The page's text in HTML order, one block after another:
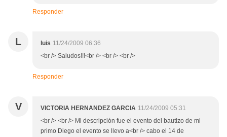
Responder
L luis 11/24/2009 06:36
<br /> Saludos!!!<br /> <br /> <br />
Responder
V VICTORIA HERNANDEZ GARCIA 11/24/2009 05:31
<br /> <br /> Mi descripción fue el evento del bautizo de mi
primo Diego el evento se llevo a<br /> cabo el 14 de